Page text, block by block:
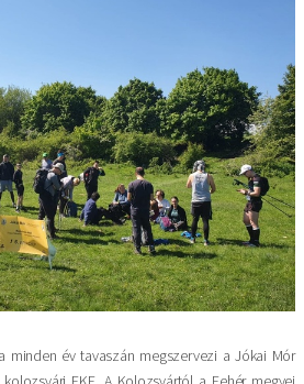
minden év tavaszán megszervezi a Jókai Mór